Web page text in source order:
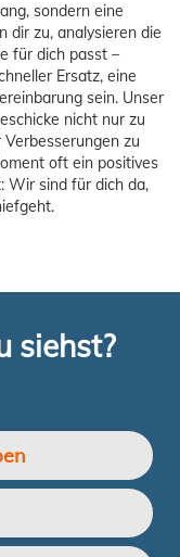
sondern eine
dir zu, analysieren die
für dich passt –
Ersatz, eine
sein. Unser
nicht nur zu
zu
oft ein positives
Wir sind für dich da,
siehst?